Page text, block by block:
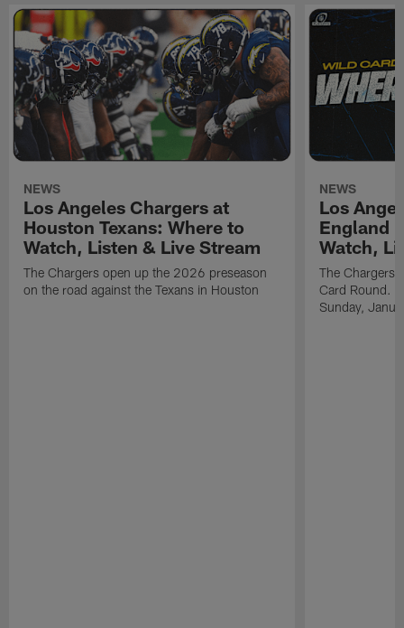
NEWS
Los Angeles Chargers at
Houston Texans: Where to
Watch, Listen & Live Stream
The Chargers open up the 2026 preseason
on the road against the Texans in Houston
NEWS
Los
England
Watch,
The Chargers
Card Round.
Sunday,